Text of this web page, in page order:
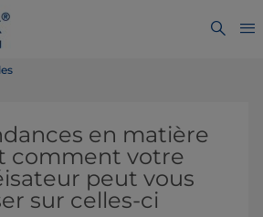
en matière
comment votre
peut vous
sur celles-ci